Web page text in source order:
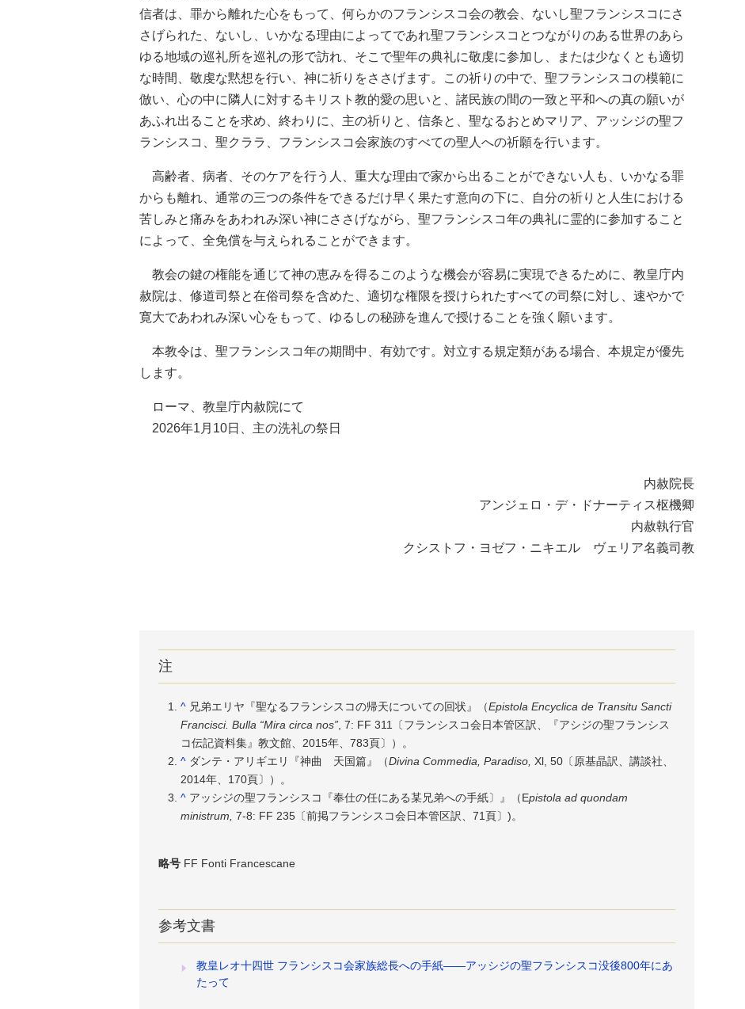
信者は、罪から離れた心をもって、何らかのフランシスコ会の教会、ないし聖フランシスコにさ
さげられた、ないし、いかなる理由によってであれ聖フランシスコとつながりのある世界のあら
ゆる地域の巡礼所を巡礼の形で訪れ、そこで聖年の典礼に敬虔に参加し、または少なくとも適切
な時間、敬虔な黙想を行い、神に祈りをささげます。この祈りの中で、聖フランシスコの模範に
倣い、心の中に隣人に対するキリスト教的愛の思いと、諸民族の間の一致と平和への真の願いが
あふれ出ることを求め、終わりに、主の祈りと、信条と、聖なるおとめマリア、アッシジの聖フ
ランシスコ、聖クララ、フランシスコ会家族のすべての聖人への祈願を行います。
高齢者、病者、そのケアを行う人、重大な理由で家から出ることができない人も、いかなる罪
からも離れ、通常の三つの条件をできるだけ早く果たす意向の下に、自分の祈りと人生における
苦しみと痛みをあわれみ深い神にささげながら、聖フランシスコ年の典礼に霊的に参加すること
によって、全免償を与えられることができます。
教会の鍵の権能を通じて神の恵みを得るこのような機会が容易に実現できるために、教皇庁内
赦院は、修道司祭と在俗司祭を含めた、適切な権限を授けられたすべての司祭に対し、速やかで
寛大であわれみ深い心をもって、ゆるしの秘跡を進んで授けることを強く願います。
本教令は、聖フランシスコ年の期間中、有効です。対立する規定類がある場合、本規定が優先
します。
ローマ、教皇庁内赦院にて
2026年1月10日、主の洗礼の祭日
内赦院長
アンジェロ・デ・ドナーティス枢機卿
内赦執行官
クシストフ・ヨゼフ・ニキエル ヴェリア名義司教
注
^ 兄弟エリヤ『聖なるフランシスコの帰天についての回状』（Epistola Encyclica de Transitu Sancti
Francisci. Bulla “Mira circa nos” , 7: FF 311〔フランシスコ会日本管区訳、『アシジの聖フランシス
コ伝記資料集』教文館、2015年、783頁〕）。
^ ダンテ・アリギエリ『神曲 天国篇』（Divina Commedia, Paradiso, Xl, 50〔原基晶訳、講談社、
2014年、170頁〕）。
^ アッシジの聖フランシスコ『奉仕の任にある某兄弟への手紙〕』（Epistola ad quondam
ministrum, 7-8: FF 235〔前掲フランシスコ会日本管区訳、71頁〕)。
略号 FF Fonti Francescane
参考文書
教皇レオ十四世 フランシスコ会家族総長への手紙――アッシジの聖フランシスコ没後800年にあ
たって